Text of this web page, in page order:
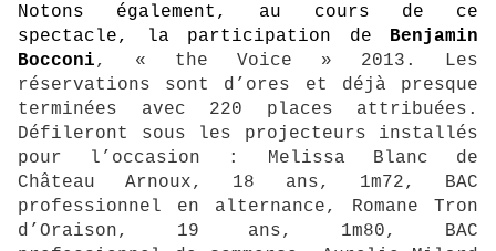
Notons également, au cours de ce
spectacle, la participation de Benjamin
Bocconi, « the Voice » 2013. Les
réservations sont d’ores et déjà presque
terminées avec 220 places attribuées.
Défileront sous les projecteurs installés
pour l’occasion : Melissa Blanc de
Château Arnoux, 18 ans, 1m72, BAC
professionnel en alternance, Romane Tron
d’Oraison, 19 ans, 1m80, BAC